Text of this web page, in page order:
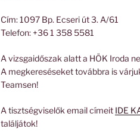
Cím: 1097 Bp. Ecseri út 3. A/61
Telefon: +36 1 358 5581
A vizsgaidőszak alatt a HÖK Iroda
A megkereséseket továbbra is
Teamsen!
A tisztségviselők email címeit IDE
találjátok!